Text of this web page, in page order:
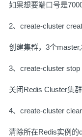
如果想要端口号是
2、create-cluster
创建集群，3个
3、create-cluster stop
关闭Redis Cluster集
4、create-cluster
清除所在Redis实例的